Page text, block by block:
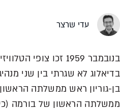
עדי שרצר
בנובמבר 1959 זכו
בדיאלוג לא שגרתי בין שני
בן-גוריון ראש ממשלתה
ממשלתה הראשון של בורמה